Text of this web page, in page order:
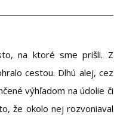
na ktoré sme prišli. Z
cestou. Dlhú alej, cez
výhľadom na údolie či
že okolo nej rozvoniaval